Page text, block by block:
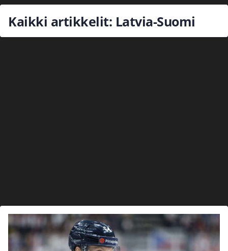
Kaikki artikkelit: Latvia-Suomi